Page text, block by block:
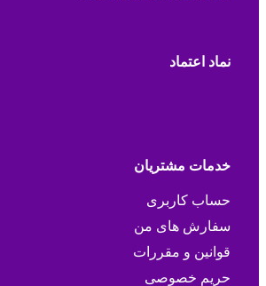
نماد اعتماد
خدمات مشتریان
حساب کاربری
سفارش های من
قوانین و مقررات
حریم خصوصی